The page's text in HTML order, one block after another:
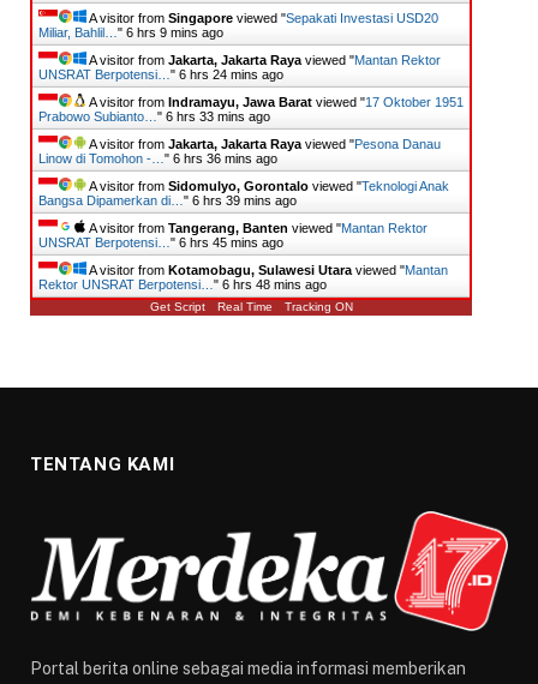
A visitor from Singapore viewed "Sepakati Investasi USD20
Miliar, Bahlil…" 6 hrs 9 mins ago
A visitor from Jakarta, Jakarta Rayaviewed "Mantan Rektor
UNSRAT Berpotensi…" 6 hrs 24 mins ago
A visitor from Indramayu, Jawa Barat viewed "17 Oktober 1951
Prabowo Subianto…" 6 hrs 33 mins ago
A visitor from Jakarta, Jakarta Rayaviewed "Pesona Danau
Linow di Tomohon -…" 6 hrs 36 mins ago
A visitor from Sidomulyo, Gorontalo viewed "Teknologi Anak
Bangsa Dipamerkan di…" 6 hrs 39 mins ago
A visitor from Tangerang, Banten viewed "Mantan Rektor
UNSRAT Berpotensi…" 6 hrs 45 mins ago
A visitor from Kotamobagu, Sulawesi Utaraviewed "Mantan
Rektor UNSRAT Berpotensi…" 6 hrs 48 mins ago
Get Script Real Time Tracking ON
TENTANG KAMI
Portal berita online sebagai media informasi memberikan